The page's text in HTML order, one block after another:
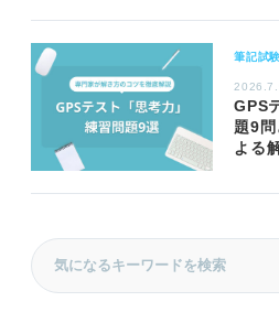
筆記試
GPS
題9
よる